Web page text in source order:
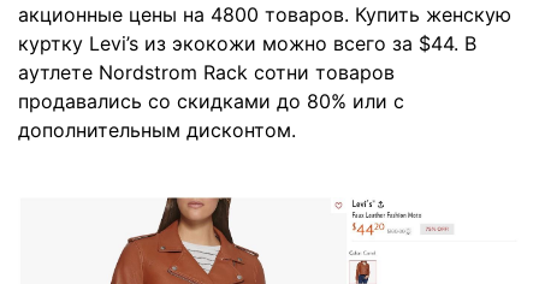
акционные цены на 4800 товаров. Купить женскую
куртку Levi’s из экокожи можно всего за $44. В
аутлете Nordstrom Rack сотни товаров
продавались со скидками до 80% или с
дополнительным дисконтом.